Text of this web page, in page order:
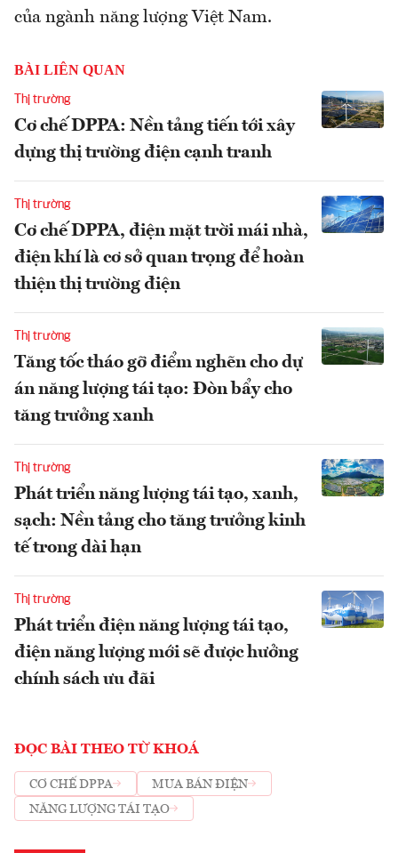
của ngành năng lượng Việt Nam.
BÀI LIÊN QUAN
Thị trường
Cơ chế DPPA: Nền tảng tiến tới xây
dựng thị trường điện cạnh tranh
Thị trường
Cơ chế DPPA, điện mặt trời mái nhà,
điện khí là cơ sở quan trọng để hoàn
thiện thị trường điện
Thị trường
Tăng tốc tháo gỡ điểm nghẽn cho dự
án năng lượng tái tạo: Đòn bẩy cho
tăng trưởng xanh
Thị trường
Phát triển năng lượng tái tạo, xanh,
sạch: Nền tảng cho tăng trưởng kinh
tế trong dài hạn
Thị trường
Phát triển điện năng lượng tái tạo,
điện năng lượng mới sẽ được hưởng
chính sách ưu đãi
ĐỌC BÀI THEO TỪ KHOÁ
CƠ CHẾ DPPA
MUA BÁN ĐIỆN
NĂNG LƯỢNG TÁI TẠO